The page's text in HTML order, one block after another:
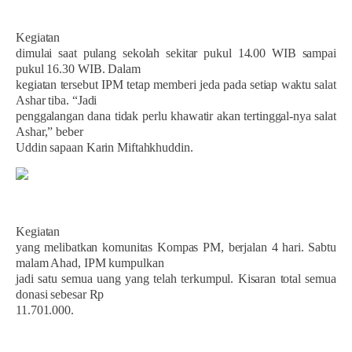
Kegiatan
dimulai saat pulang sekolah sekitar pukul 14.00 WIB sampai
pukul 16.30 WIB. Dalam
kegiatan tersebut IPM tetap memberi jeda pada setiap waktu salat
Ashar tiba. “Jadi
penggalangan dana tidak perlu khawatir akan tertinggal-nya salat
Ashar,” beber
Uddin sapaan Karin Miftahkhuddin.
Kegiatan
yang melibatkan komunitas Kompas PM, berjalan 4 hari. Sabtu
malam Ahad, IPM kumpulkan
jadi satu semua uang yang telah terkumpul. Kisaran total semua
donasi sebesar Rp
11.701.000.